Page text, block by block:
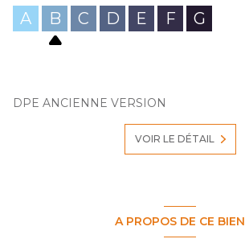
A B C D E F G
DPE ANCIENNE VERSION
VOIR LE DÉTAIL
A PROPOS DE CE BIEN